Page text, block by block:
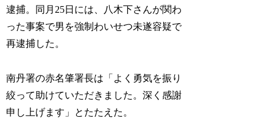
逮捕。同月25日には、八木下さんが関わ
った事案で男を強制わいせつ未遂容疑で
再逮捕した。
南丹署の赤名肇署長は「よく勇気を振り
絞って助けていただきました。深く感謝
申し上げます」とたたえた。